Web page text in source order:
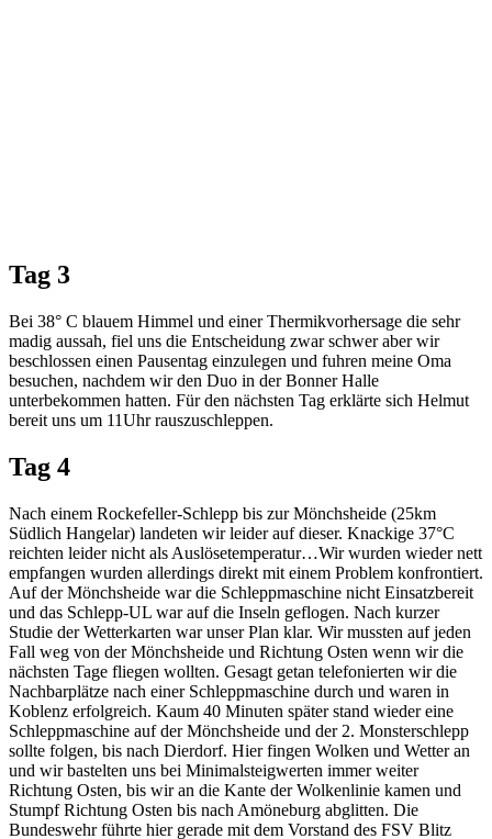
Tag 3
Bei 38° C blauem Himmel und einer Thermikvorhersage die sehr
madig aussah, fiel uns die Entscheidung zwar schwer aber wir
beschlossen einen Pausentag einzulegen und fuhren meine Oma
besuchen, nachdem wir den Duo in der Bonner Halle
unterbekommen hatten. Für den nächsten Tag erklärte sich Helmut
bereit uns um 11Uhr rauszuschleppen.
Tag 4
Nach einem Rockefeller-Schlepp bis zur Mönchsheide (25km
Südlich Hangelar) landeten wir leider auf dieser. Knackige 37°C
reichten leider nicht als Auslösetemperatur…Wir wurden wieder nett
empfangen wurden allerdings direkt mit einem Problem konfrontiert.
Auf der Mönchsheide war die Schleppmaschine nicht Einsatzbereit
und das Schlepp-UL war auf die Inseln geflogen. Nach kurzer
Studie der Wetterkarten war unser Plan klar. Wir mussten auf jeden
Fall weg von der Mönchsheide und Richtung Osten wenn wir die
nächsten Tage fliegen wollten. Gesagt getan telefonierten wir die
Nachbarplätze nach einer Schleppmaschine durch und waren in
Koblenz erfolgreich. Kaum 40 Minuten später stand wieder eine
Schleppmaschine auf der Mönchsheide und der 2. Monsterschlepp
sollte folgen, bis nach Dierdorf. Hier fingen Wolken und Wetter an
und wir bastelten uns bei Minimalsteigwerten immer weiter
Richtung Osten, bis wir an die Kante der Wolkenlinie kamen und
Stumpf Richtung Osten bis nach Amöneburg abglitten. Die
Bundeswehr führte hier gerade mit dem Vorstand des FSV Blitz